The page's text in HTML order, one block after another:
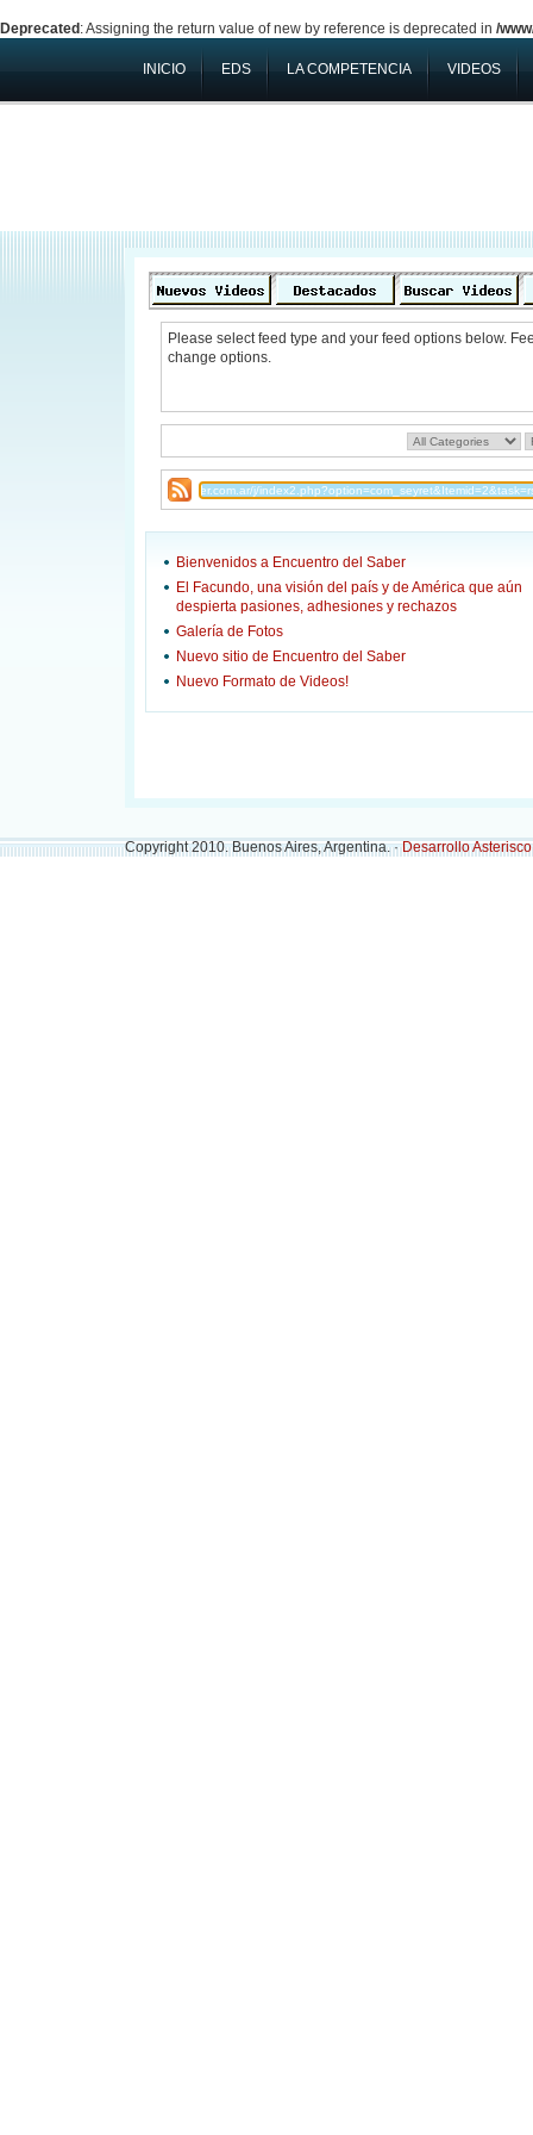
Deprecated : Assigning the return value of new by reference is deprecated in /
INICIO EDS LA COMPETENCIA VIDEOS
Please select feed type and your feed options below.
change options.
Bienvenidos a Encuentro del Saber
El Facundo, una visión del país y de América que aún
despierta pasiones, adhesiones y rechazos
Galería de Fotos
Nuevo sitio de Encuentro del Saber
Nuevo Formato de Videos!
Copyright 2010. Buenos Aires, Argentina. ·Desarrollo